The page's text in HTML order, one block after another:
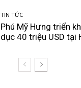
TIN TỨC
Phú Mỹ Hưng triển
dục 40 triệu USD tại